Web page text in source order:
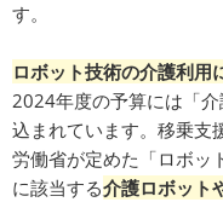
す。
ロボット技術の介護利用
2024年度の予算には「
込まれています。移乗支
労働省が定めた「ロボッ
に該当する介護ロボット